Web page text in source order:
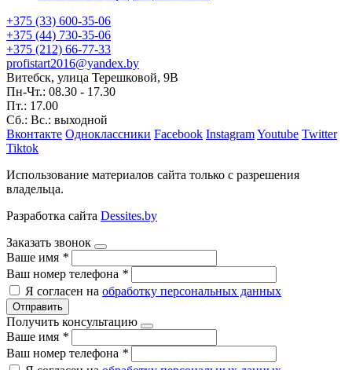
+375 (33) 600-35-06
+375 (44) 730-35-06
+375 (212) 66-77-33
profistart2016@yandex.by
Витебск, улица Терешковой, 9В
Пн-Чт.: 08.30 - 17.30
Пт.: 17.00
Сб.: Вс.: выходной
Вконтакте Одноклассники Facebook InstagramYoutube Twitter
Tiktok
Использование материалов сайта только с разрешения
владельца.
Разработка сайта Dessites.by
Заказать звонок
Ваше имя *
Ваш номер телефона *
Я согласен на обработку персональных данных
Отправить
Получить консультацию
Ваше имя *
Ваш номер телефона *